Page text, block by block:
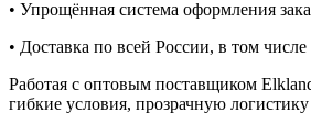
• Упрощённая система оформления
• Доставка по всей России, в том
Работая с оптовым поставщиком
гибкие условия, прозрачную